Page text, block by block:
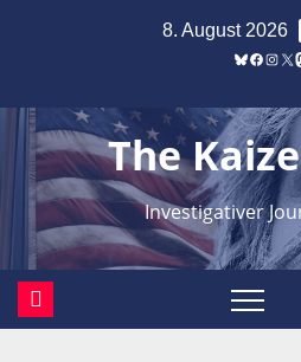
8. August 2026
BlueskyX
The
Investigativer